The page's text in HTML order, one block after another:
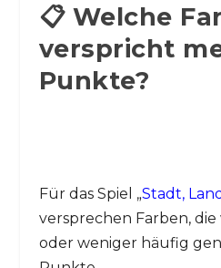
📋 Welche
verspricht
Punkte?
Für das Spiel „Stadt,
versprechen Farben,
oder weniger häufig